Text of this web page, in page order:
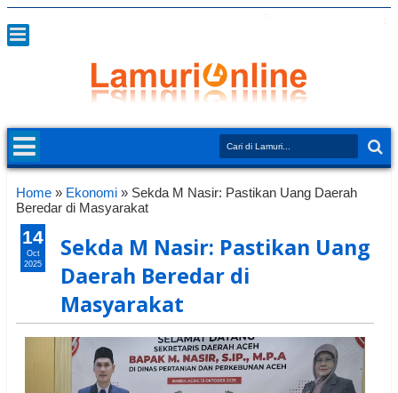
Home » Ekonomi » Sekda M Nasir: Pastikan Uang Daerah
Beredar di Masyarakat
Sekda M Nasir: Pastikan Uang
Daerah Beredar di
Masyarakat
14
Oct
2025